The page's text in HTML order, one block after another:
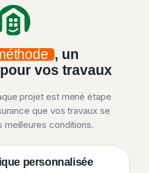
, un
vos travaux
projet est mené étape
que vos travaux se
meilleures conditions.
personnalisée